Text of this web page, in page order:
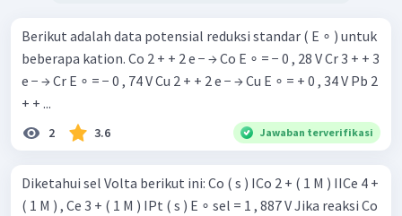
Berikut adalah data potensial reduksi standar ( E ∘ ) untuk
beberapa kation. Co 2 + + 2 e − → Co E ∘ = − 0 , 28 V Cr 3 + + 3
e − → Cr E ∘ = − 0 , 74 V Cu 2 + + 2 e − → Cu E ∘ = + 0 , 34 V Pb 2
+ + ...
2 3.6 Jawaban terverifikasi
Diketahui sel Volta berikut ini: Co ( s ) ICo 2 + ( 1 M ) IICe 4 +
( 1 M ) , Ce 3 + ( 1 M ) IPt ( s ) E ∘ sel = 1 , 887 V Jika reaksi Co